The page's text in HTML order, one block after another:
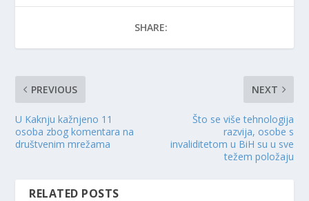
SHARE:
PREVIOUS
U Kaknju kažnjeno 11
osoba zbog komentara na
društvenim mrežama
NEXT
Što se više tehnologija
razvija, osobe s
invaliditetom u BiH su u sve
težem položaju
RELATED POSTS